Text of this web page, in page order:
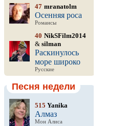
47 mranatolm
Осенняя роса
Романсы
40 NikSFilm2014
& silman
Раскинулось
море широко
Русские
Песня недели
515 Yanika
Алмаз
Мон Алиса